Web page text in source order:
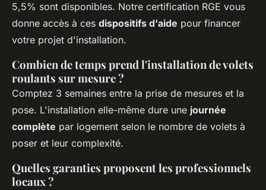
5,5% sont disponibles. Notre certification RGE vous
donne accès à ces dispositifs d'aide pour financer
votre projet d'installation.
Combien de temps prend l'installation de volets
roulants sur mesure ?
Comptez 3 semaines entre la prise de mesures et la
pose. L'installation elle-même dure une journée
complète par logement selon le nombre de volets à
poser et leur complexité.
Quelles garanties proposent les professionnels
locaux ?